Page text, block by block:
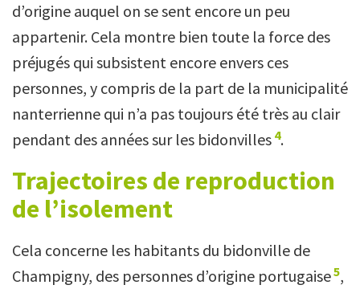
d’origine auquel on se sent encore un peu
appartenir. Cela montre bien toute la force des
préjugés qui subsistent encore envers ces
personnes, y compris de la part de la municipalité
nanterrienne qui n’a pas toujours été très au clair
pendant des années sur les bidonvilles 4.
Trajectoires de reproduction
de l’isolement
Cela concerne les habitants du bidonville de
Champigny, des personnes d’origine portugaise5,